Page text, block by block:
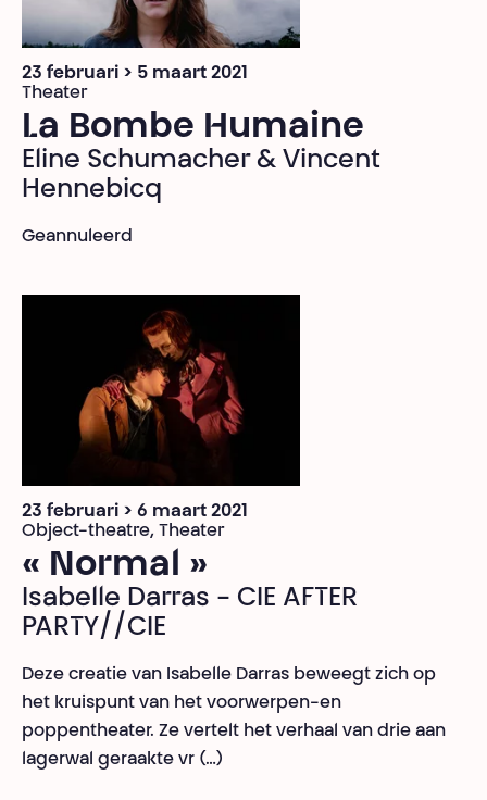
23 februari > 5 maart 2021
Theater
La Bombe Humaine
Eline Schumacher & Vincent
Hennebicq
Geannuleerd
23 februari > 6 maart 2021
Object-theatre, Theater
« Normal »
Isabelle Darras - CIE AFTER
PARTY//CIE
Deze creatie van Isabelle Darras beweegt zich op
het kruispunt van het voorwerpen-en
poppentheater. Ze vertelt het verhaal van drie aan
lagerwal geraakte vr (…)